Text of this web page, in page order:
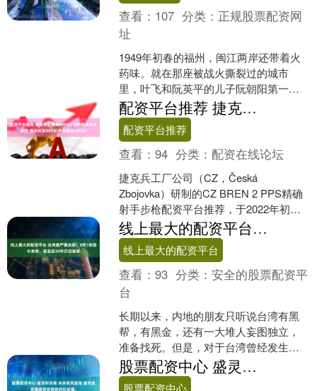
查看： 107 分类： 正规股票配资网
址
1949年初春的福州，闽江两岸还带着火
药味。就在那座被战火撕裂过的城市
里，叶飞和阮英平的儿子阮朝阳第一次
见面。那天，14岁的少年站在军区大院
门口，怯生生地抬头，....
配资平台推荐 捷克军队换装BREN2 PPS精确射手步枪 有效射程800米 射击精度2MOA
配资平台推荐
查看：94 分类：配资在线论坛
捷克兵工厂公司（CZ，Česká
Zbojovka）研制的CZ BREN 2 PPS精确
射手步枪配资平台推荐，于2022年初正
式列装捷克军队。 这款精确射手步枪....
线上最大的配资平台 台湾最严重血案：8死1伤县长丧命，案发近30年仍没破案
线上最大的配资平台
查看：93 分类：安全的股票配资平
台
长期以来，内地的朋友只听说台湾有黑
帮，有黑金，还有一大堆人妄图独立，
准备找死。但是，对于台湾曾经发生过
什么血案，确实没有什么印象，顶多知
道一个“白冰冰女儿撕票”....
股票配资中心 盛灵祁京寒 未央夜风摇曳 盛灵是京圈最骄纵明艳的红玫瑰。
股票配资中心